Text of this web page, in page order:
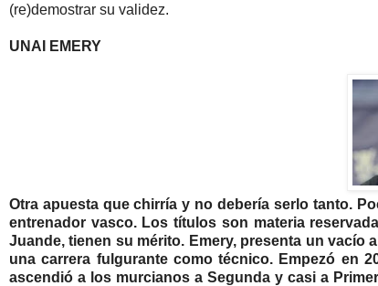
(re)demostrar su validez.
UNAI EMERY
Otra apuesta que chirría y no debería serlo tanto.
entrenador vasco. Los títulos son materia
Juande, tienen su mérito. Emery, presenta un vacío
una carrera fulgurante como técnico. Empezó en
ascendió a los murcianos a Segunda y casi a